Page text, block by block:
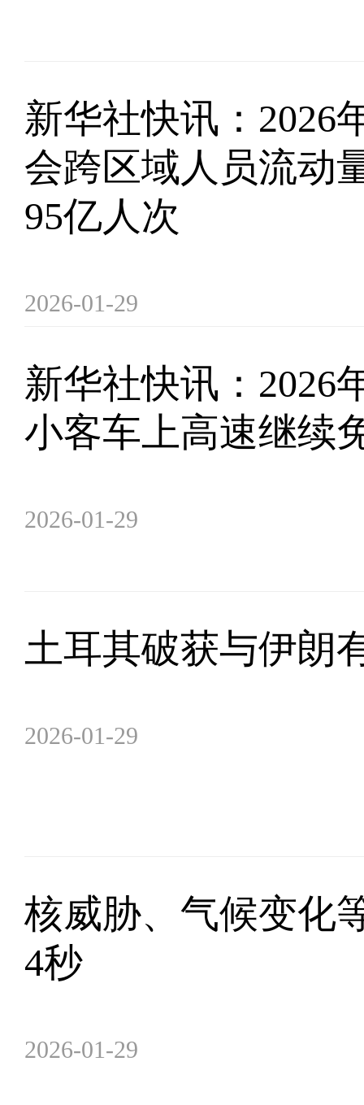
新华社快讯：2026
会跨区域人员流动
95亿人次
2026-01-29
新华社快讯：2026
小客车上高速继续
2026-01-29
土耳其破获与伊朗
2026-01-29
核威胁、气候变化
4秒
2026-01-29